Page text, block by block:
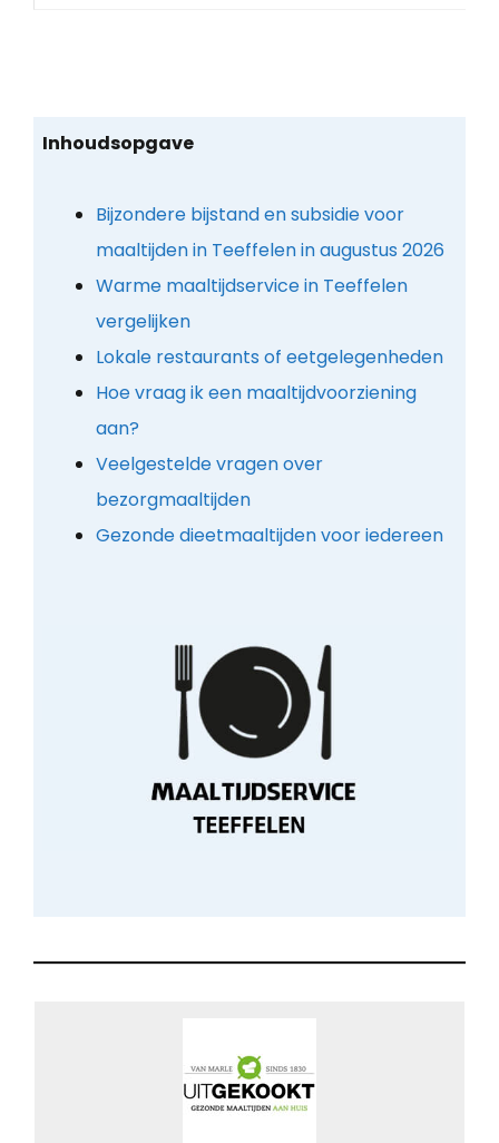
Inhoudsopgave
Bijzondere bijstand en subsidie voor
maaltijden in Teeffelen in augustus 2026
Warme maaltijdservice in Teeffelen
vergelijken
Lokale restaurants of eetgelegenheden
Hoe vraag ik een maaltijdvoorziening
aan?
Veelgestelde vragen over
bezorgmaaltijden
Gezonde dieetmaaltijden voor iedereen